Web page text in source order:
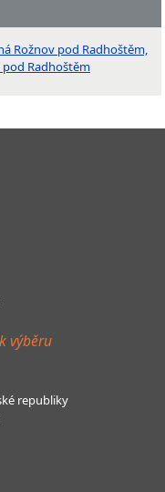
Rožnov pod Radhoštěm,
pod Radhoštěm
výběru
republiky